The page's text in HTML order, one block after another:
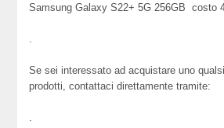
Samsung Galaxy S22+ 5G 256GB costo
Se sei interessato ad acquistare uno
prodotti, contattaci direttamente tramite: